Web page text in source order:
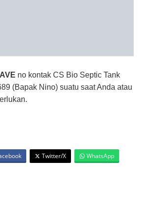
no kontak CS Bio Septic Tank
(Bapak Nino) suatu saat Anda atau
Twitter/X
WhatsApp